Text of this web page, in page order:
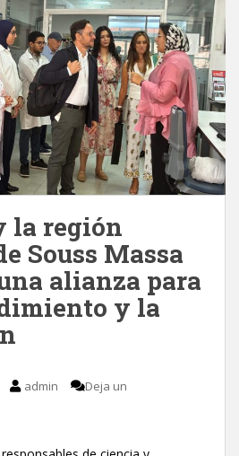
la región
Souss Massa
alianza para
y la
admin
Deja un